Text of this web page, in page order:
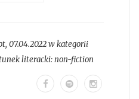
, 07.04.2022 w kategorii
literacki:non-fiction